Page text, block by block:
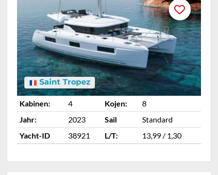
Saint Tropez
Kabinen: 4 Kojen:
8
Jahr:
2023 Sail
Standard
Yacht-ID
38921 L/T: 13,99 / 1,30